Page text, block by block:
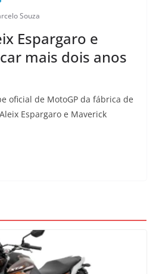
Souza
Espargaro e
mais dois anos
oficial de MotoGP da fábrica de
Espargaro e Maverick